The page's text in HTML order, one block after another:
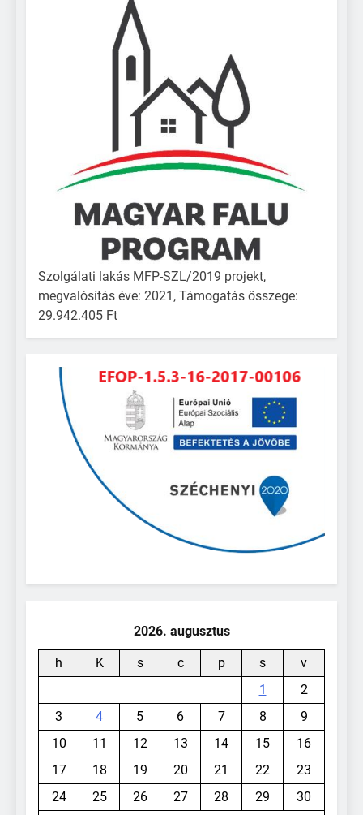
Szolgálati lakás MFP-SZL/2019 projekt,
megvalósítás éve: 2021, Támogatás összege:
29.942.405 Ft
2026. augusztus
h K s c p s
v
1
2
3
4 5 6 7 8
9
10
11 12 13 14 15
16
17
18 19 20 21 22
23
24
25 26 27 28 29 30